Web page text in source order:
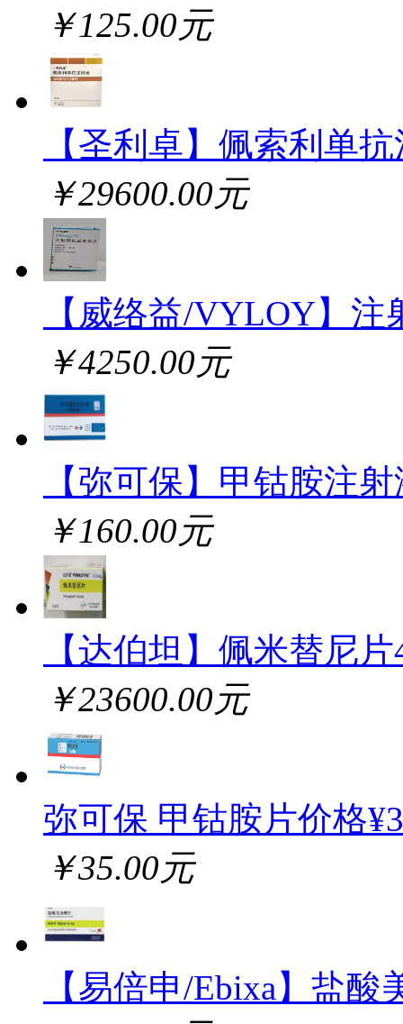
￥125.00元
【圣利卓】佩索利单
￥29600.00元
【威络益/VYLOY】注
￥4250.00元
【弥可保】甲钴胺注
￥160.00元
【达伯坦】佩米替尼片
￥23600.00元
弥可保 甲钴胺片价格¥3
￥35.00元
【易倍申/Ebixa】盐酸